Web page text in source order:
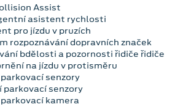
Assist
asistent rychlosti
pro jízdu v pruzích
rozpoznávání dopravních značek
bdělosti a pozornosti řidiče řidiče
na jízdu v protisměru
senzory
parkovací senzory
kamera